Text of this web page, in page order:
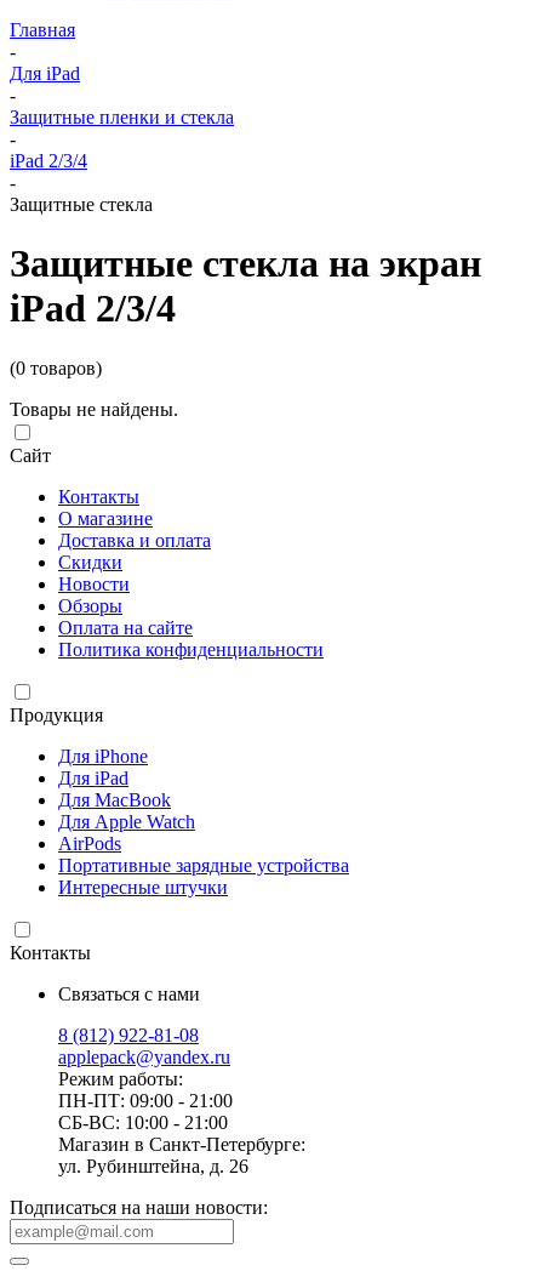
Главная
-
Для iPad
-
Защитные пленки и стекла
-
iPad 2/3/4
-
Защитные стекла
Защитные стекла на экран
iPad 2/3/4
(0 товаров)
Товары не найдены.
Сайт
Контакты
О магазине
Доставка и оплата
Скидки
Новости
Обзоры
Оплата на сайте
Политика конфиденциальности
Продукция
Для iPhone
Для iPad
Для MacBook
Для Apple Watch
AirPods
Портативные зарядные устройства
Интересные штучки
Контакты
Связаться с нами
8 (812) 922-81-08
applepack@yandex.ru
Режим работы:
ПН-ПТ: 09:00 - 21:00
СБ-ВС: 10:00 - 21:00
Магазин в Санкт-Петербурге:
ул. Рубинштейна, д. 26
Подписаться на наши новости: